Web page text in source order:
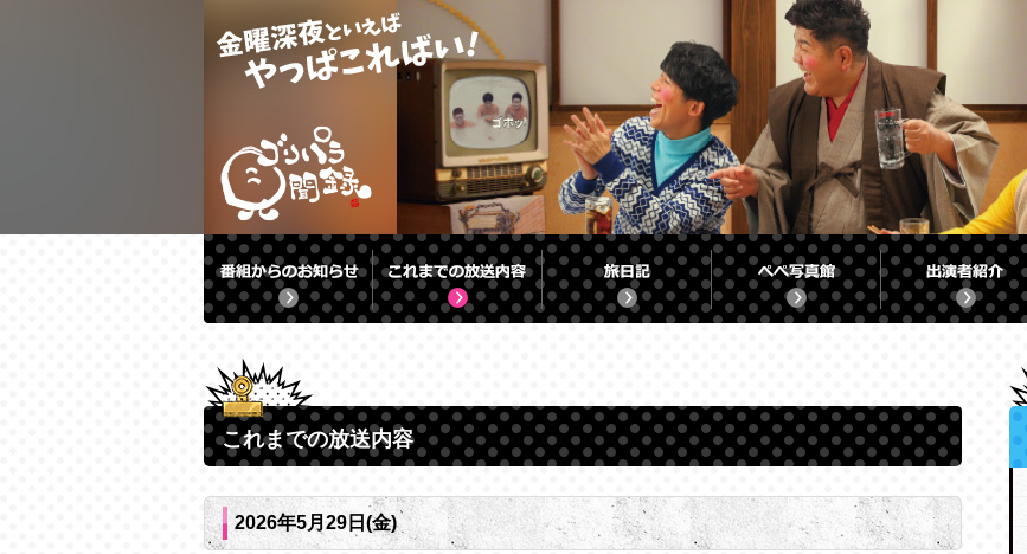
これまでの放送内容
2026年5月29日(金)